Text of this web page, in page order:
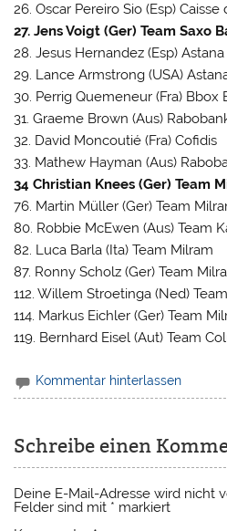
26. Oscar Pereiro Sio (Esp) Caisse
27. Jens Voigt (Ger) Team Saxo
28. Jesus Hernandez (Esp) Astana
29. Lance Armstrong (USA)
30. Perrig Quemeneur (Fra) Bbox
31. Graeme Brown (Aus)
32. David Moncoutié (Fra) Cofidis
33. Mathew Hayman (Aus)
34 Christian Knees (Ger) Team
76. Martin Müller (Ger) Team
80. Robbie McEwen (Aus) Team
82. Luca Barla (Ita) Team Milram
87. Ronny Scholz (Ger) Team
112. Willem Stroetinga (Ned)
114. Markus Eichler (Ger) Team
119. Bernhard Eisel (Aut) Team
Kommentar hinterlassen
Schreibe einen
Deine E-Mail-Adresse wird nicht
Felder sind mit * markiert